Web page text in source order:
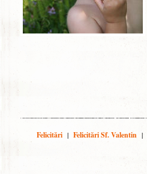
Felicitări | Felicitări Sf. Valentin |